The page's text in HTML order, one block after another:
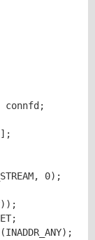
0);